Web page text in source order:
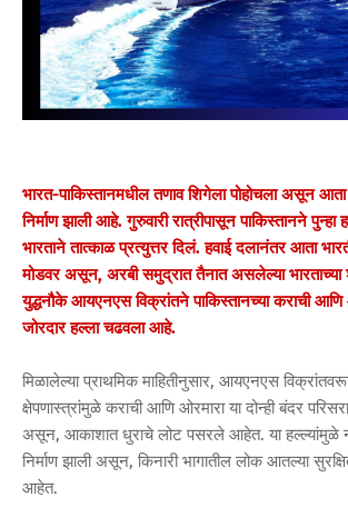
भारत-पाकिस्तानमधील तणाव शिगेला पोहोचला असून आता
निर्माण झाली आहे. गुरुवारी रात्रीपासून पाकिस्तानने
भारताने तात्काळ प्रत्युत्तर दिलं. हवाई दलानंतर आता
मोडवर असून, अरबी समुद्रात तैनात असलेल्या भारताच्या
युद्धनौके आयएनएस विक्रांतने पाकिस्तानच्या कराची आणि
जोरदार हल्ला चढवला आहे.
मिळालेल्या प्राथमिक माहितीनुसार, आयएनएस
क्षेपणास्त्रांमुळे कराची आणि ओरमारा या दोन्ही बंदर
असून, आकाशात धुराचे लोट पसरले आहेत. या हल्ल्यांमुळे
निर्माण झाली असून, किनारी भागातील लोक आतल्या
आहेत.